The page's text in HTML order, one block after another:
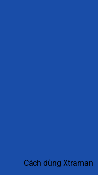
Cách dùng Xtraman